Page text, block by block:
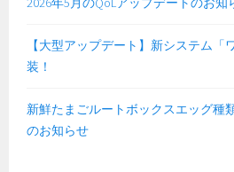
【大型アップデート】新システム「
装！
新鮮たまごルートボックスエッグ種
のお知らせ